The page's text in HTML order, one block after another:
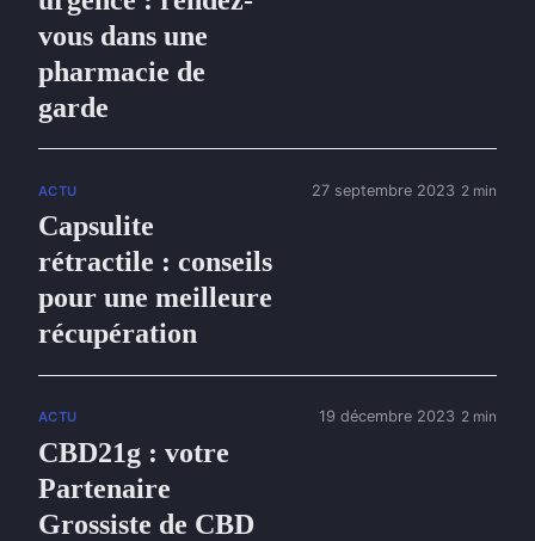
vous dans une
pharmacie de
garde
ACTU
Capsulite
rétractile : conseils
pour une meilleure
récupération
27 septembre 2023 2 min
ACTU
CBD21g : votre
Partenaire
Grossiste de CBD
19 décembre 2023 2 min